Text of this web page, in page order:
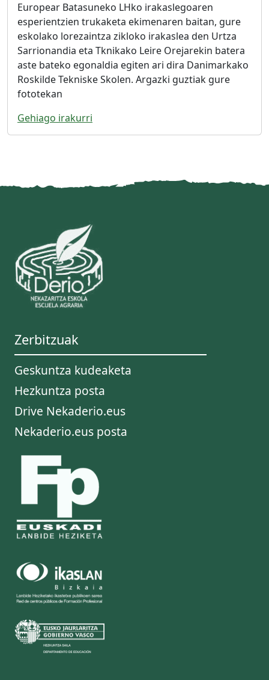
Europear Batasuneko LHko irakaslegoaren
esperientzien trukaketa ekimenaren baitan, gure
eskolako lorezaintza zikloko irakaslea den Urtza
Sarrionandia eta Tknikako Leire Orejarekin batera
aste bateko egonaldia egiten ari dira Danimarkako
Roskilde Tekniske Skolen. Argazki guztiak gure
fototekan
Gehiago irakurri
Zerbitzuak
Geskuntza kudeaketa
Hezkuntza posta
Drive Nekaderio.eus
Nekaderio.eus posta